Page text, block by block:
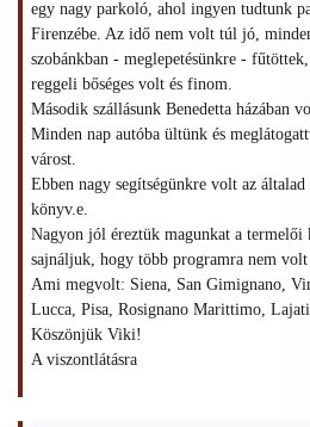
egy nagy parkoló, ahol ingyen tudtunk
Firenzébe. Az idő nem volt túl jó,
szobánkban - meglepetésünkre -
reggeli bőséges volt és finom.
Második szállásunk Benedetta házában
Minden nap autóba ültünk és
várost.
Ebben nagy segítségünkre volt az
könyv.e.
Nagyon jól éreztük magunkat a termelői
sajnáljuk, hogy több programra nem volt
Ami megvolt: Siena, San Gimignano,
Lucca, Pisa, Rosignano Marittimo,
Köszönjük Viki!
A viszontlátásra